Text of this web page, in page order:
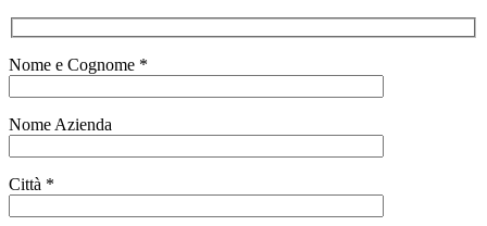
Nome e Cognome *
Nome Azienda
Città *